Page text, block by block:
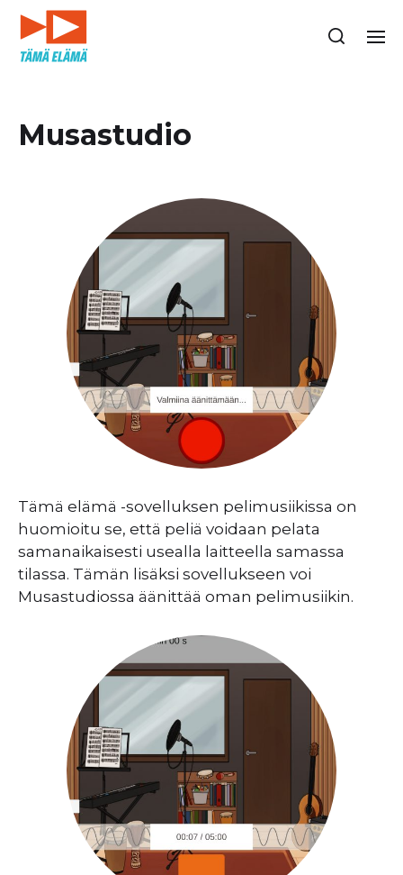
Musastudio
Tämä elämä -sovelluksen pelimusiikissa on
huomioitu se, että peliä voidaan pelata
samanaikaisesti usealla laitteella samassa
tilassa. Tämän lisäksi sovellukseen voi
Musastudiossa äänittää oman pelimusiikin.